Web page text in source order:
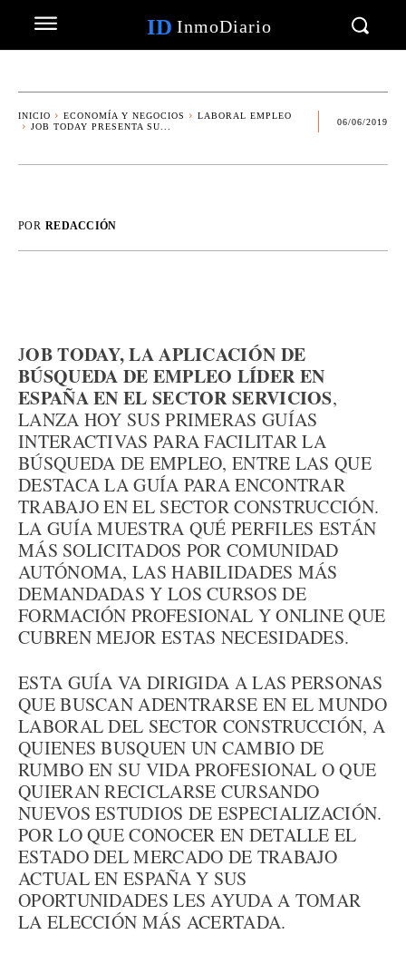
ID InmoDiario
INICIO ECONOMÍA Y NEGOCIOS
LABORAL EMPLEO
JOB TODAY PRESENTA SU...
06/06/2019
POR REDACCIÓN
JOB TODAY, LA APLICACIÓN DE
BÚSQUEDA DE EMPLEO LÍDER EN
ESPAÑA EN EL SECTOR SERVICIOS,
LANZA HOY SUS PRIMERAS GUÍAS
INTERACTIVAS PARA FACILITAR LA
BÚSQUEDA DE EMPLEO, ENTRE LAS QUE
DESTACA LA GUÍA PARA ENCONTRAR
TRABAJO EN EL SECTOR CONSTRUCCIÓN.
LA GUÍA MUESTRA QUÉ PERFILES ESTÁN
MÁS SOLICITADOS POR COMUNIDAD
AUTÓNOMA, LAS HABILIDADES MÁS
DEMANDADAS Y LOS CURSOS DE
FORMACIÓN PROFESIONAL Y ONLINE QUE
CUBREN MEJOR ESTAS NECESIDADES.
ESTA GUÍA VA DIRIGIDA A LAS PERSONAS
QUE BUSCAN ADENTRARSE EN EL MUNDO
LABORAL DEL SECTOR CONSTRUCCIÓN, A
QUIENES BUSQUEN UN CAMBIO DE
RUMBO EN SU VIDA PROFESIONAL O QUE
QUIERAN RECICLARSE CURSANDO
NUEVOS ESTUDIOS DE ESPECIALIZACIÓN.
POR LO QUE CONOCER EN DETALLE EL
ESTADO DEL MERCADO DE TRABAJO
ACTUAL EN ESPAÑA Y SUS
OPORTUNIDADES LES AYUDA A TOMAR
LA ELECCIÓN MÁS ACERTADA.